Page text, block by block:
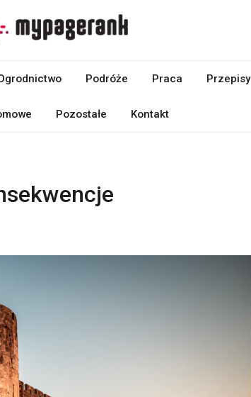
Podróże Praca Przepisy
Pozostałe Kontakt